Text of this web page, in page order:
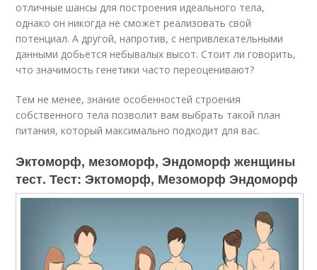
отличные шансы для построения идеального тела,
однако он никогда не сможет реализовать свой
потенциал. А другой, напротив, с непривлекательными
данными добьется небывалых высот. Стоит ли говорить,
что значимость генетики часто переоценивают?
Тем не менее, знание особенностей строения
собственного тела позволит вам выбрать такой план
питания, который максимально подходит для вас.
Эктоморф, мезоморф, Эндоморф женщины
тест. Тест: Эктоморф, Мезоморф Эндоморф